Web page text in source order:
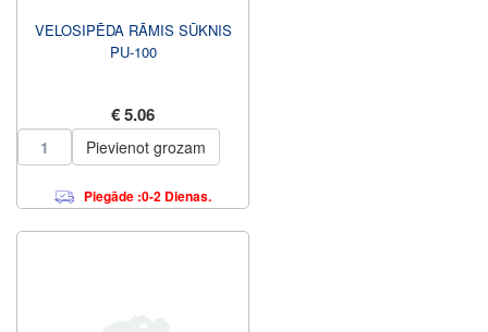
VELOSIPĒDA RĀMIS SŪKNIS
PU-100
€ 5.06
Pievienot grozam
Piegāde :0-2 Dienas.